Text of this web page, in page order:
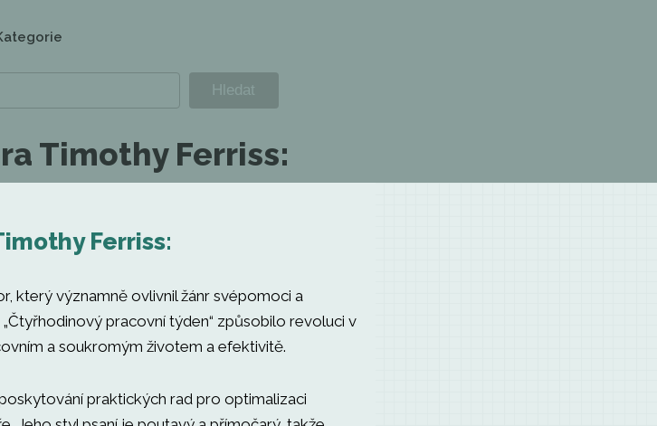
Timothy Ferriss:
Ferriss:
který významně ovlivnil žánr svépomoci a
pracovní týden“ způsobilo revoluci v
a soukromým životem a efektivitě.
praktických rad pro optimalizaci